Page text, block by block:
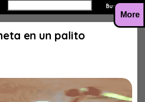
en un palito
More